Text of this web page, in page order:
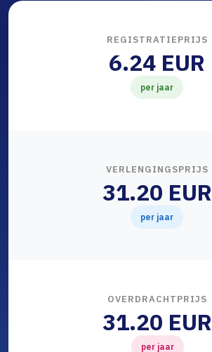
REGISTRATIEPRIJS
6.24 EUR
per jaar
VERLENGINGSPRIJS
31.20 EUR
per jaar
OVERDRACHTPRIJS
31.20 EUR
per jaar